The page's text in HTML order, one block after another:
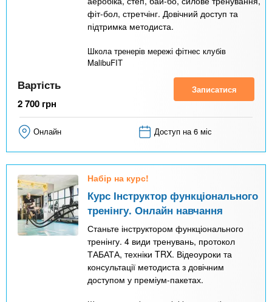
фіт-бол, стретчінг. Довічний доступ та
підтримка методиста.
Школа тренерів мережі фітнес клубів
MalibuFIT
Вартість
2 700 грн
Записатися
Онлайн Доступ на 6 міс
Набір на курс!
Курс Інструктор функціонального
тренінгу. Онлайн навчання
Станьте інструктором функціонального
тренінгу. 4 види тренувань, протокол
ТАБАТА, техніки TRX. Відеоуроки та
консультації методиста з довічним
доступом у преміум-пакетах.